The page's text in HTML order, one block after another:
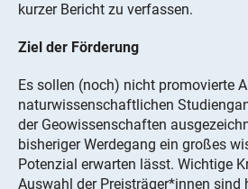
kurzer Bericht zu verfassen.
Ziel der Förderung
Es sollen (noch) nicht promovierte
naturwissenschaftlichen
der Geowissenschaften
bisheriger Werdegang ein großes
Potenzial erwarten lässt. Wichtige
Auswahl der Preisträger*innen sind